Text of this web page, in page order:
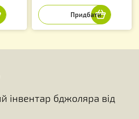
інвентар бджоляра від